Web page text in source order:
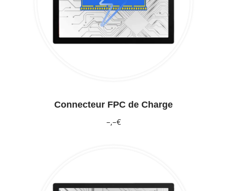
Connecteur FPC de Charge
–,–€